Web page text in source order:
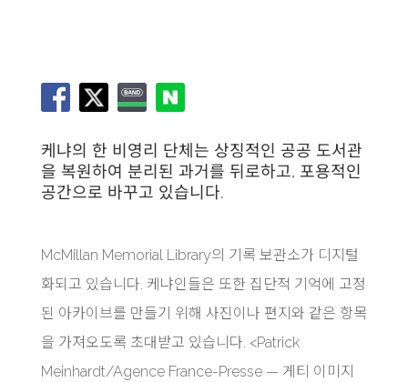
케냐의 한 비영리 단체는 상징적인 공공 도서관
을 복원하여 분리된 과거를 뒤로하고, 포용적인
공간으로 바꾸고 있습니다.
McMillan Memorial Library의 기록 보관소가 디지털
화되고 있습니다. 케냐인들은 또한 집단적 기억에 고정
된 아카이브를 만들기 위해 사진이나 편지와 같은 항목
을 가져오도록 초대받고 있습니다. <Patrick
Meinhardt/Agence France-Presse — 게티 이미지